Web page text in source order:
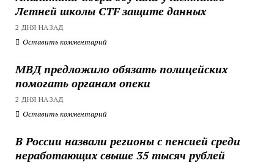
Летней школы CTF защите данных
2 ДНЯ НАЗАД
Оставить комментарий
МВД предложило обязать полицейских
помогать органам опеки
2 ДНЯ НАЗАД
Оставить комментарий
В России назвали регионы с пенсией среди
неработающих свыше 35 тысяч рублей